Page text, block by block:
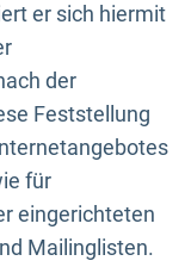
er sich hiermit
der
Feststellung
für
eingerichteten
Mailinglisten.